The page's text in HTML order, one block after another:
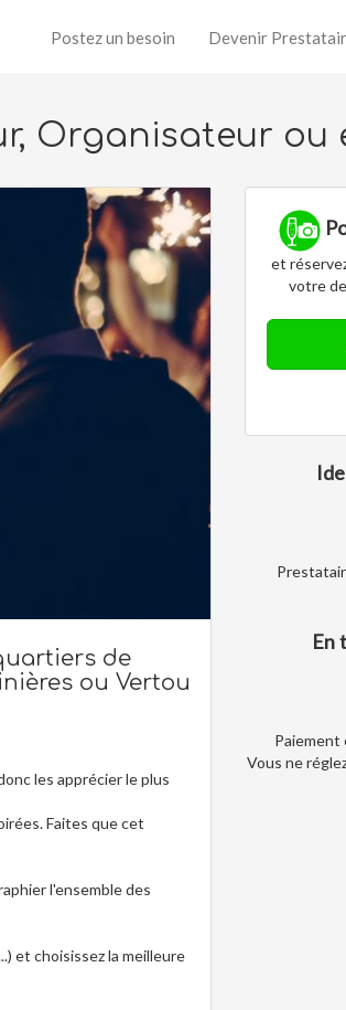
Postez un besoin Devenir
Organisateur ou
de
ou Vertou
les apprécier le plus
Faites que cet
l'ensemble des
et choisissez la meilleure
et
votre
En
Paiement
Vous ne